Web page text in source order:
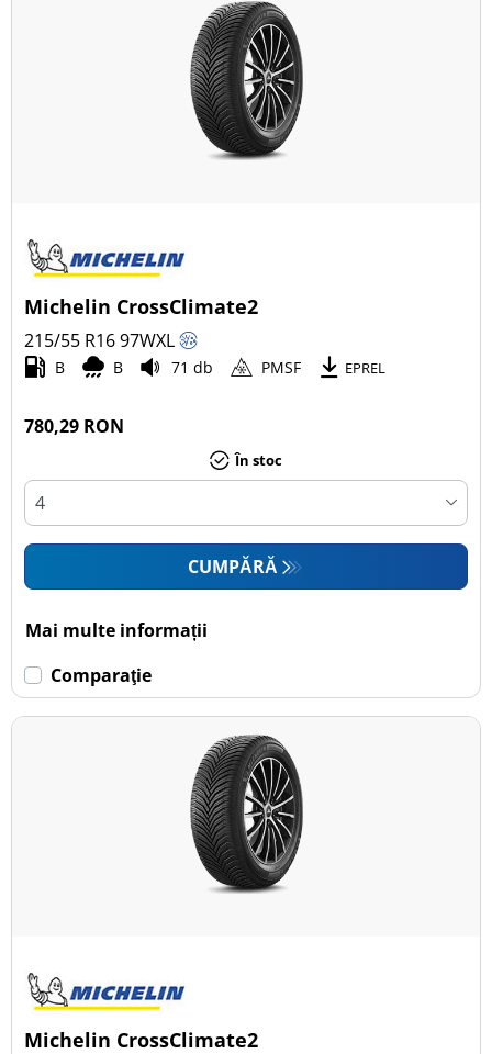
Toate tipurile (17)
Tip autovehicul
Toate tipurile (17)
Autoturism (17)
SUV (0)
Camionetă (0)
Rulotă autopropulsată (0)
Michelin CrossClimate2
215/55 R1697WXL
B B 71 db PMSF EPREL
780,29 RON
În stoc
CUMPĂRĂ
Mai multe informații
Comparaţie
Michelin CrossClimate2